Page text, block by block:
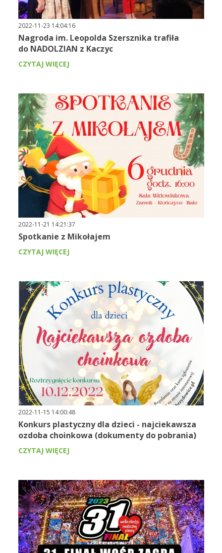
2022-11-23 14:04:16
Nagroda im. Leopolda Szersznika trafiła
do NADOLZIAN z Kaczyc
CZYTAJ WIĘCEJ
2022-11-21 14:21:37
Spotkanie z Mikołajem
CZYTAJ WIĘCEJ
2022-11-15 14:00:48
Konkurs plastyczny dla dzieci - najciekawsza
ozdoba choinkowa (dokumenty do pobrania)
CZYTAJ WIĘCEJ